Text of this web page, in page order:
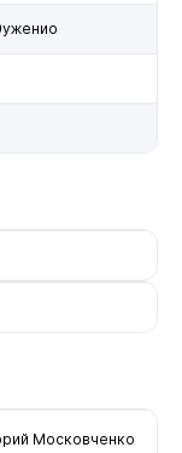
Московченко